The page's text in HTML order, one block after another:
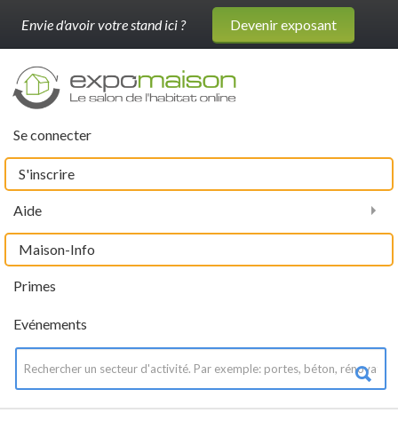
Envie d'avoir votre stand ici ? Devenir exposant
Se connecter
S'inscrire
Aide
Evénements
Primes
Maison-Info